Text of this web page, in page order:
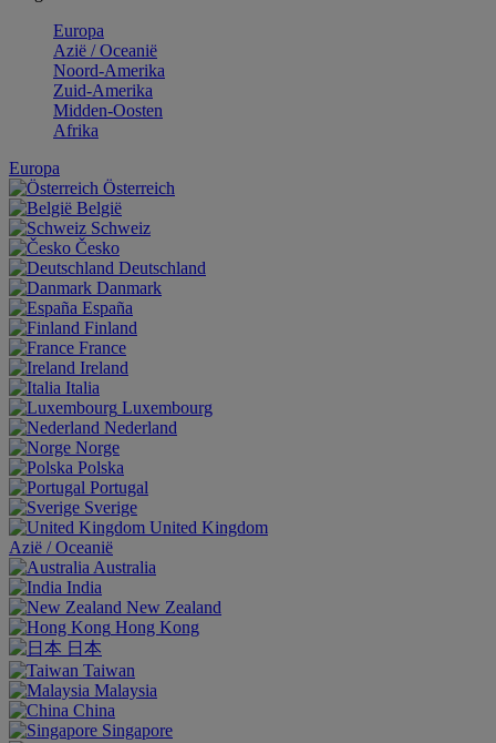
Europa
Aziё / Oceaniё
Noord-Amerika
Zuid-Amerika
Midden-Oosten
Afrika
Europa
Österreich
België
Schweiz
Česko
Deutschland
Danmark
España
Finland
France
Ireland
Italia
Luxembourg
Nederland
Norge
Polska
Portugal
Sverige
United Kingdom
Aziё / Oceaniё
Australia
India
New Zealand
Hong Kong
日本
Taiwan
Malaysia
China
Singapore